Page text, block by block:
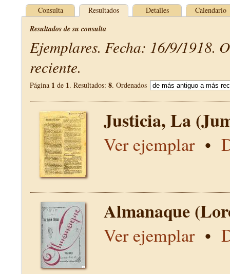
Consulta Resultados Detalles Calendario
Resultados de su consulta
Ejemplares. Fecha: 16/9/1918.
reciente.
Página 1 de 1. Resultados: 8. Ordenados
Justicia, La
Ver ejemplar•
Almanaque
Ver ejemplar•